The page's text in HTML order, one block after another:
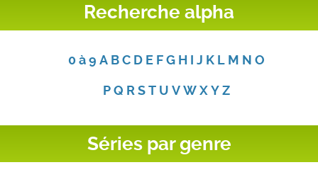
Recherche alpha
0 à 9 A B C D E F G H I J K L M N O
P Q R S T U V W X Y Z
Séries par genre